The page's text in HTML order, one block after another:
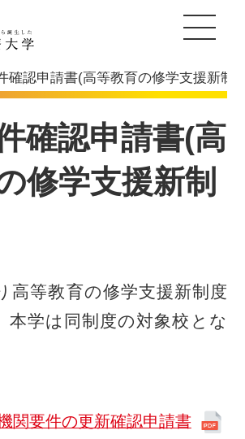
いて
ン学部
在学生の皆さま 卒業生の皆さま
確認申請書(高等教育の修学支援新制
確認申請書(高
修学支援新制
高等教育の修学支援新制度
本学は同制度の対象校とな
関要件の更新確認申請書